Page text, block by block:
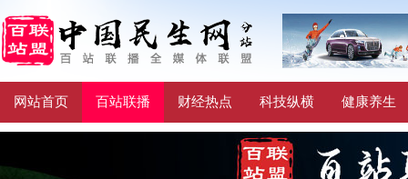
网站首页 百站联播 财经热点 科技纵横 健康养生